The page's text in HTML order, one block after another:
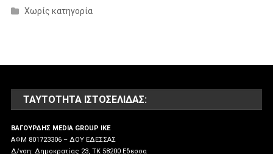
Χωρίς κατηγορία
ΤΑΥΤΌΤΗΤΑ ΙΣΤΟΣΕΛΊΔΑΣ:
ΒΑΓΟΥΡΔΗΣ MEDIA GROUP IKE
ΑΦΜ 801723306 – ΔΟΥ ΕΔΕΣΣΑΣ
Δ/νση: Δημοκρατίας 23, ΤΚ 58200 Εδεσσα